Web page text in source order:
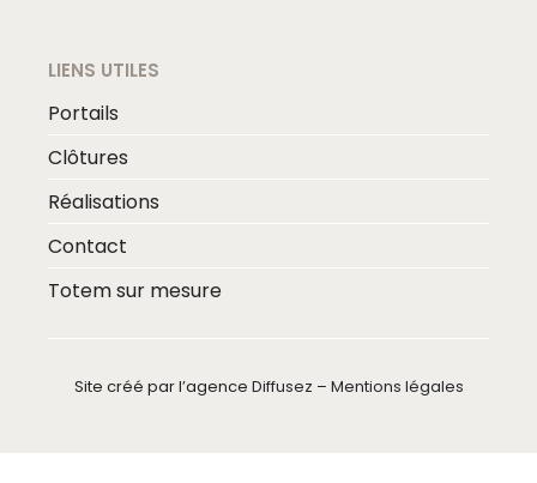
LIENS UTILES
Portails
Clôtures
Réalisations
Contact
Totem sur mesure
Site créé par l’agence Diffusez – Mentions légales